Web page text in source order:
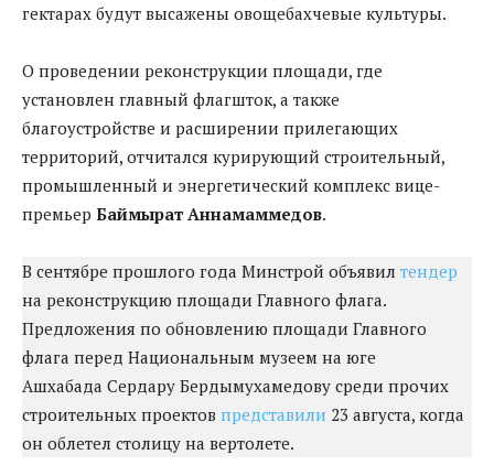
гектарах будут высажены овощебахчевые культуры.
О проведении реконструкции площади, где
установлен главный флагшток, а также
благоустройстве и расширении прилегающих
территорий, отчитался курирующий строительный,
промышленный и энергетический комплекс вице-
премьер Баймырат Аннамаммедов.
В сентябре прошлого года Минстрой объявил тендер
на реконструкцию площади Главного флага.
Предложения по обновлению площади Главного
флага перед Национальным музеем на юге
Ашхабада Сердару Бердымухамедову среди прочих
строительных проектов представили 23 августа, когда
он облетел столицу на вертолете.